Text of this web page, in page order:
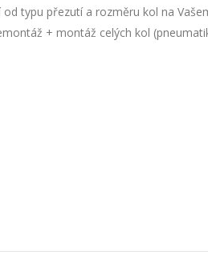
typu přezutí a rozměru kol na
+ montáž celých kol